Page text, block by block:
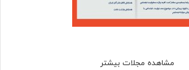
مشاهده مجلات بیشتر